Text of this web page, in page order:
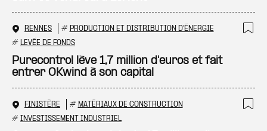
RENNES # PRODUCTION ET DISTRIBUTION D'ÉNERGIE
# LEVÉE DE FONDS
Purecontrol lève 1,7 million d'euros et fait
entrer OKwind à son capital
FINISTÈRE # MATÉRIAUX DE CONSTRUCTION
# INVESTISSEMENT INDUSTRIEL